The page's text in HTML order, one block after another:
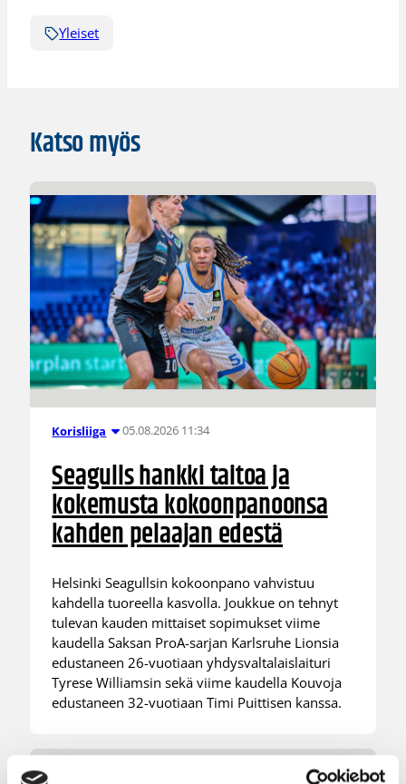
Yleiset
Katso myös
Korisliiga 05.08.2026 11:34
Seagulls hankki taitoa ja
kokemusta kokoonpanoonsa
kahden pelaajan edestä
Helsinki Seagullsin kokoonpano vahvistuu
kahdella tuoreella kasvolla. Joukkue on tehnyt
tulevan kauden mittaiset sopimukset viime
kaudella Saksan ProA-sarjan Karlsruhe Lionsia
edustaneen 26-vuotiaan yhdysvaltalaislaituri
Tyrese Williamsin sekä viime kaudella Kouvoja
edustaneen 32-vuotiaan Timi Puittisen kanssa.